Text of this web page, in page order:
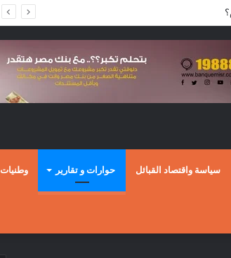
سياسة واقتصاد القبائل حوارات و تقارير وطنيات